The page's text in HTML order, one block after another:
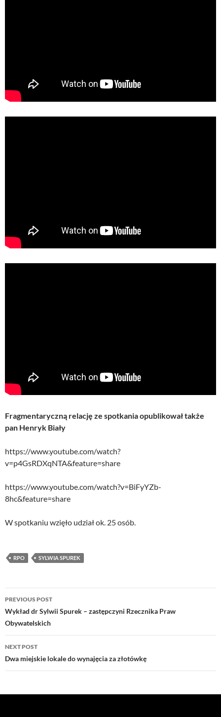
Fragmentaryczną relację ze spotkania opublikował także
pan Henryk Biały
https://www.youtube.com/watch?
v=p4GsRDXqNTA&feature=share
https://www.youtube.com/watch?v=BiFyYZb-
8hc&feature=share
W spotkaniu wzięło udział ok. 25 osób.
RPO SYLWIA SPUREK
Post
navigation
PREVIOUS POST
Wykład dr Sylwii Spurek – zastępczyni Rzecznika Praw
Obywatelskich
NEXT POST
Dwa miejskie lokale do wynajęcia za złotówkę